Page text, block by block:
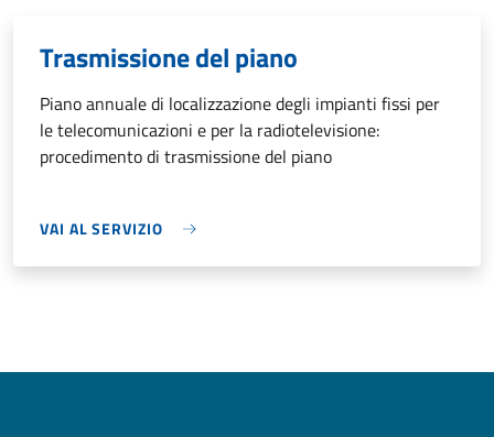
Trasmissione del piano
Piano annuale di localizzazione degli impianti fissi per
le telecomunicazioni e per la radiotelevisione:
procedimento di trasmissione del piano
VAI AL SERVIZIO